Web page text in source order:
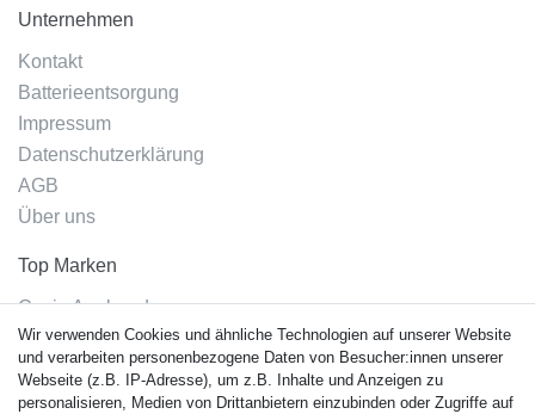
Unternehmen
Kontakt
Batterieentsorgung
Impressum
Datenschutzerklärung
AGB
Über uns
Top Marken
Casio Armband
Festina Armband
Citizen Armband
M. Lacroix Armband
Wir verwenden Cookies und ähnliche Technologien auf unserer Website
und verarbeiten personenbezogene Daten von Besucher:innen unserer
Webseite (z.B. IP-Adresse), um z.B. Inhalte und Anzeigen zu
personalisieren, Medien von Drittanbietern einzubinden oder Zugriffe auf